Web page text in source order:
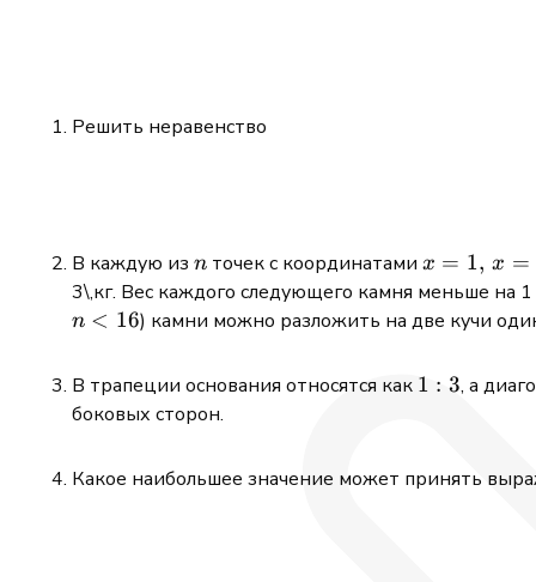
Решить неравенство
В каждую из n
n точек с координатами x = 1,\,
x = 2,\,
\ldots,\,
x = 1, x =
3\,кг. Вес каждого следующего камня меньше на
n < 16) камни можно разложить на две кучи
В трапеции основания относятся как 1:3
1 : 3, а
боковых сторон.
Какое наибольшее значение может принять